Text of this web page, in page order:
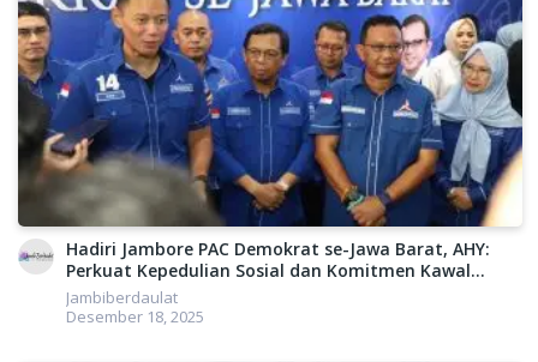
Kedua tokoh nasional ini akan membicarakan isu-isu
kebangsaan dan kerakyatan terkini, termasuk judicial review
sistem pemilu proporsional terbuka, upaya penundaan
pemilu, maupun upaya-upaya perubahan dan perbaikan yang
harus dilakukan ke depannya.
Pembentukan Sekretariat Perubahan, persiapan
penandatangan MoU, dan deklarasi Koalisi Perubahan juga
akan menjadi pokok bahasan di antara kedua tokoh ini.
Demokrat
Politik
Hadiri Jambore PAC Demokrat se-Jawa Barat, AHY:
Perkuat Kepedulian Sosial dan Komitmen Kawal
Pemerintahan
Jambiberdaulat
Desember 18, 2025